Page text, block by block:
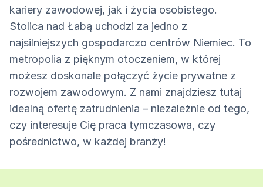
kariery zawodowej, jak i życia osobistego.
Stolica nad Łabą uchodzi za jedno z
najsilniejszych gospodarczo centrów Niemiec. To
metropolia z pięknym otoczeniem, w której
możesz doskonale połączyć życie prywatne z
rozwojem zawodowym. Z nami znajdziesz tutaj
idealną ofertę zatrudnienia – niezależnie od tego,
czy interesuje Cię praca tymczasowa, czy
pośrednictwo, w każdej branży!